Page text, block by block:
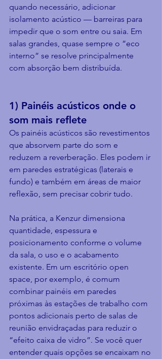
quando necessário, adicionar
isolamento acústico — barreiras para
impedir que o som entre ou saia. Em
salas grandes, quase sempre o “eco
interno” se resolve principalmente
com absorção bem distribuída.
1) Painéis acústicos onde o
som mais reflete
Os painéis acústicos são revestimentos
que absorvem parte do som e
reduzem a reverberação. Eles podem ir
em paredes estratégicas (laterais e
fundo) e também em áreas de maior
reflexão, sem precisar cobrir tudo.
Na prática, a Kenzur dimensiona
quantidade, espessura e
posicionamento conforme o volume
da sala, o uso e o acabamento
existente. Em um escritório open
space, por exemplo, é comum
combinar painéis em paredes
próximas às estações de trabalho com
pontos adicionais perto de salas de
reunião envidraçadas para reduzir o
“efeito caixa de vidro”. Se você quer
entender quais opções se encaixam no